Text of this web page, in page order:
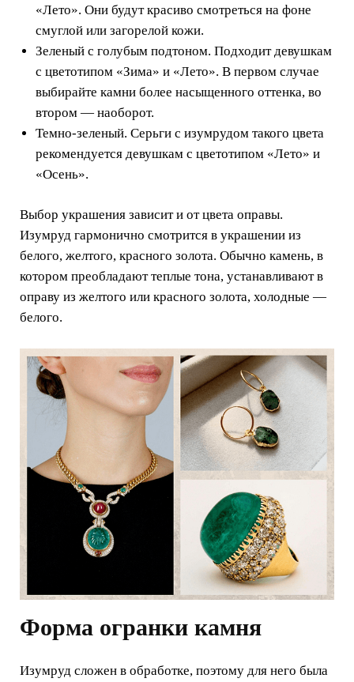
«Лето». Они будут красиво смотреться на фоне
смуглой или загорелой кожи.
Зеленый с голубым подтоном. Подходит девушкам
с цветотипом «Зима» и «Лето». В первом случае
выбирайте камни более насыщенного оттенка, во
втором — наоборот.
Темно-зеленый. Серьги с изумрудом такого цвета
рекомендуется девушкам с цветотипом «Лето» и
«Осень».
Выбор украшения зависит и от цвета оправы.
Изумруд гармонично смотрится в украшении из
белого, желтого, красного золота. Обычно камень, в
котором преобладают теплые тона, устанавливают в
оправу из желтого или красного золота, холодные —
белого.
Форма огранки камня
Изумруд сложен в обработке, поэтому для него была